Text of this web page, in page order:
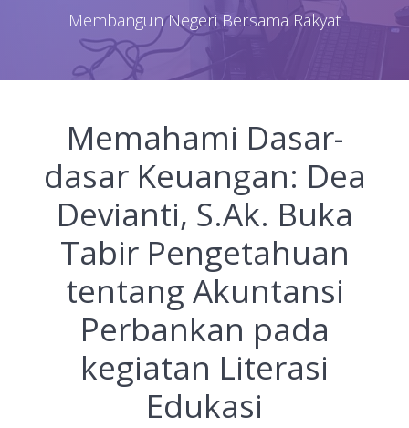
Membangun Negeri Bersama Rakyat
Memahami Dasar-
dasar Keuangan: Dea
Devianti, S.Ak. Buka
Tabir Pengetahuan
tentang Akuntansi
Perbankan pada
kegiatan Literasi
Edukasi